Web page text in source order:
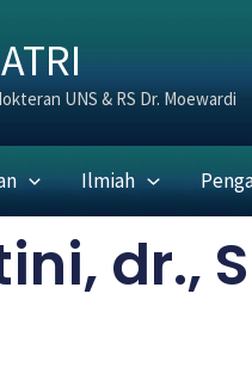
UNS & RS Dr. Moewardi
Ilmiah
dr.,